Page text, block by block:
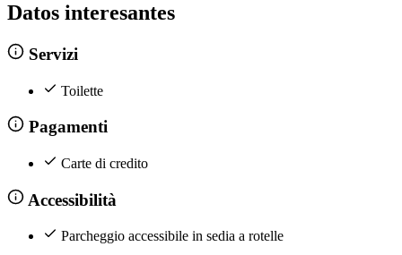
Datos interesantes
Servizi
Toilette
Pagamenti
Carte di credito
Accessibilità
Parcheggio accessibile in sedia a rotelle